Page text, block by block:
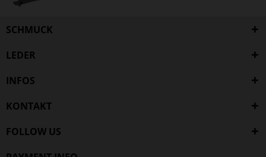
SCHMUCK
LEDER
INFOS
KONTAKT
FOLLOW US